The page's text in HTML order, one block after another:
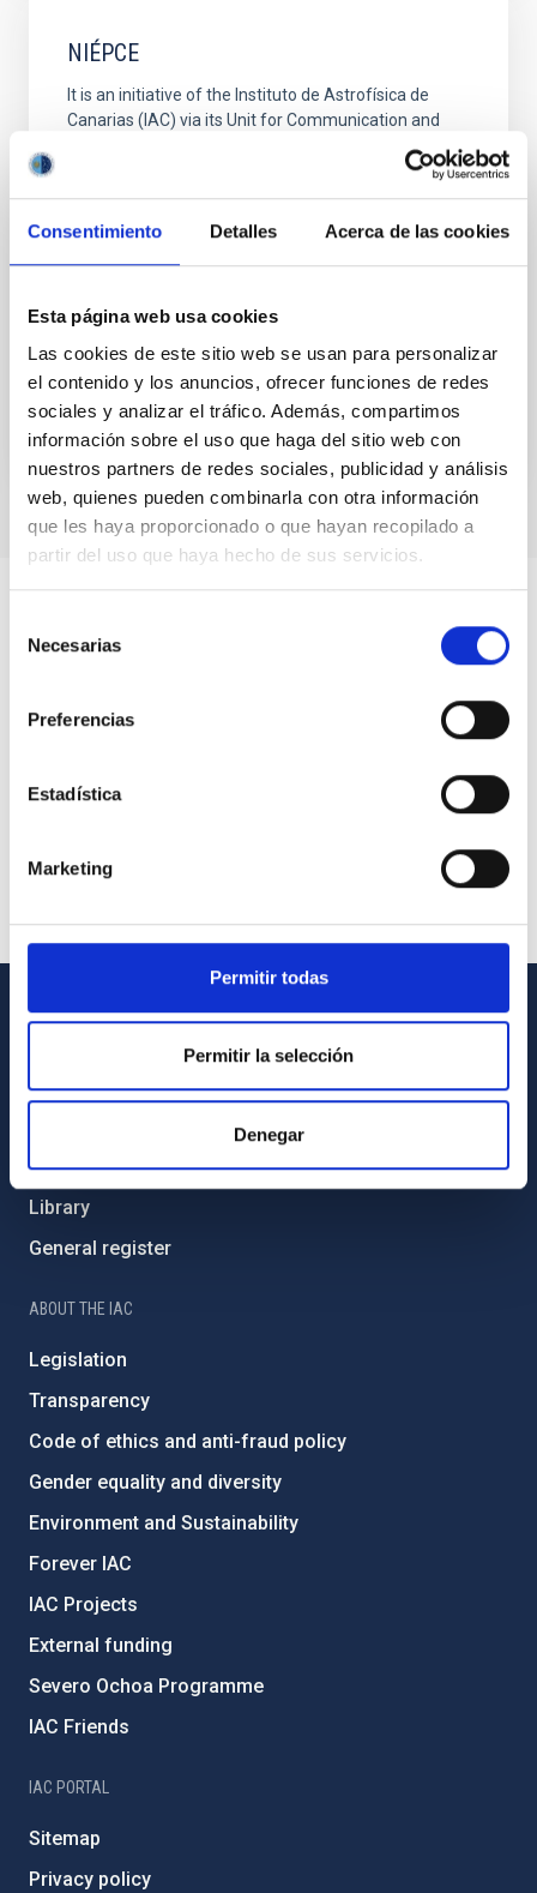
Consentimiento Detalles Acerca de las cookies
Esta página web usa cookies
Las cookies de este sitio web se usan para personalizar
el contenido y los anuncios, ofrecer funciones de redes
sociales y analizar el tráfico. Además, compartimos
información sobre el uso que haga del sitio web con
nuestros partners de redes sociales, publicidad y análisis
web, quienes pueden combinarla con otra información
que les haya proporcionado o que hayan recopilado a
partir del uso que haya hecho de sus servicios.
Necesarias
Preferencias
Estadística
Marketing
Permitir todas
Permitir la selección
Denegar
NIÉPCE
It is an initiative of the Instituto de Astrofísica de
Canarias (IAC) via its Unit for Communication and
Scientific Culture (UC3) with the collaboration of the
Observatories, among these the Gran Telescopio
CANARIAS (GTC), the largest optical-infrared
and
Alfredo Rafael Rosenberg González
Closed
Contact
List of personnel
Library
General register
ABOUT THE IAC
Legislation
Transparency
Code of ethics and anti-fraud policy
Gender equality and diversity
Environment and Sustainability
Forever IAC
IAC Projects
External funding
Severo Ochoa Programme
IAC Friends
IAC PORTAL
Sitemap
Privacy policy